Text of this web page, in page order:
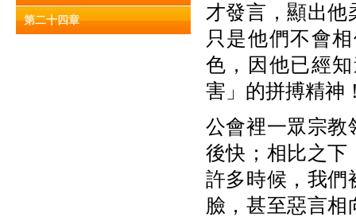
第二十四章
才發言，顯出他
只是他們不會
色，因他已經
害」的拼搏精神
公會裡一眾宗教
後快；相比之下
許多時候，我們
臉，甚至惡言